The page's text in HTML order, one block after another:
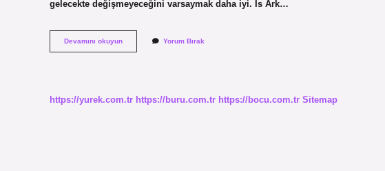
gelecekte değişmeyeceğini varsaymak daha iyi. Is Ark…
Devamını okuyunIs
Ark
Yorum Bırak
https://yurek.com.tr https://buru.com.tr https://bocu.com.tr Sitemap